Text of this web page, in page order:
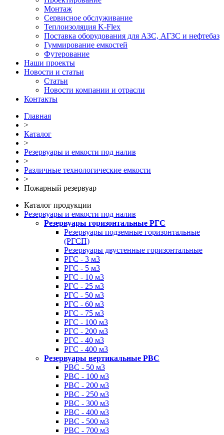
Монтаж
Сервисное обслуживание
Теплоизоляция K-Flex
Поставка оборудования для АЗС, АГЗС и нефтебаз
Гуммирование емкостей
Футерование
Наши проекты
Новости и статьи
Статьи
Новости компании и отрасли
Контакты
Главная
>
Каталог
>
Резервуары и емкости под налив
>
Различные технологические емкости
>
Пожарный резервуар
Каталог продукции
Резервуары и емкости под налив
Резервуары горизонтальные РГС
Резервуары подземные горизонтальные
(РГСП)
Резервуары двустенные горизонтальные
РГС - 3 м3
РГС - 5 м3
РГС - 10 м3
РГС - 25 м3
РГС - 50 м3
РГС - 60 м3
РГС - 75 м3
РГС - 100 м3
РГС - 200 м3
РГС - 40 м3
РГС - 400 м3
Резервуары вертикальные РВС
РВС - 50 м3
РВС - 100 м3
РВС - 200 м3
РВС - 250 м3
РВС - 300 м3
РВС - 400 м3
РВС - 500 м3
РВС - 700 м3